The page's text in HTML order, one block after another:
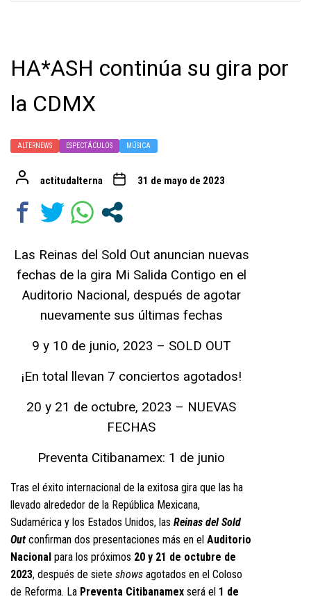
HA*ASH continúa su gira por
la CDMX
ALTERNEWS ESPECTÁCULOS MÚSICA
actitudalterna 31 de mayo de 2023
Las Reinas del Sold Out anuncian nuevas
fechas de la gira Mi Salida Contigo en el
Auditorio Nacional, después de agotar
nuevamente sus últimas fechas
9 y 10 de junio, 2023 – SOLD OUT
¡En total llevan 7 conciertos agotados!
20 y 21 de octubre, 2023 – NUEVAS
FECHAS
Preventa Citibanamex: 1 de junio
Tras el éxito internacional de la exitosa gira que las ha
llevado alrededor de la República Mexicana,
Sudamérica y los Estados Unidos, las Reinas del Sold
Out confirman dos presentaciones más en el Auditorio
Nacional para los próximos 20 y 21 de octubre de
2023, después de siete shows agotados en el Coloso
de Reforma. La Preventa Citibanamex será el 1 de